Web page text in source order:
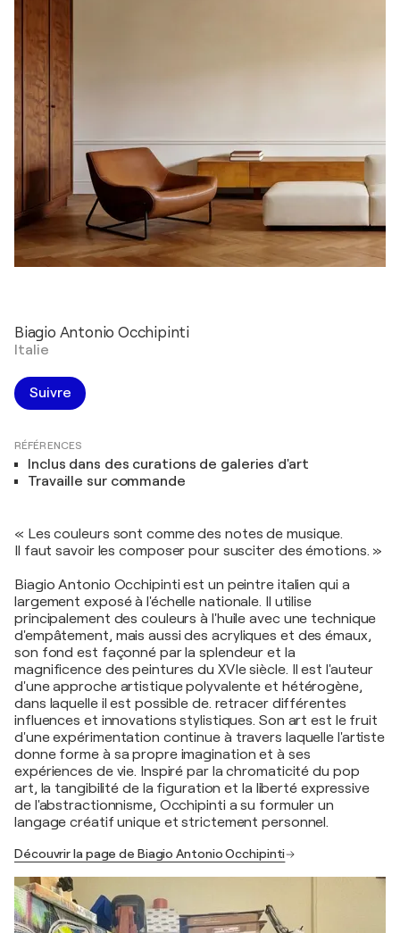
Biagio Antonio Occhipinti
Italie
Suivre
RÉFÉRENCES
Inclus dans des curations de galeries d'art
Travaille sur commande
« Les couleurs sont comme des notes de musique.
Il faut savoir les composer pour susciter des émotions. »
Biagio Antonio Occhipinti est un peintre italien qui a
largement exposé à l'échelle nationale. Il utilise
principalement des couleurs à l'huile avec une technique
d'empâtement, mais aussi des acryliques et des émaux,
son fond est façonné par la splendeur et la
magnificence des peintures du XVIe siècle. Il est l'auteur
d'une approche artistique polyvalente et hétérogène,
dans laquelle il est possible de. retracer différentes
influences et innovations stylistiques. Son art est le fruit
d'une expérimentation continue à travers laquelle l'artiste
donne forme à sa propre imagination et à ses
expériences de vie. Inspiré par la chromaticité du pop
art, la tangibilité de la figuration et la liberté expressive
de l'abstractionnisme, Occhipinti a su formuler un
langage créatif unique et strictement personnel.
Découvrir la page de Biagio Antonio Occhipinti